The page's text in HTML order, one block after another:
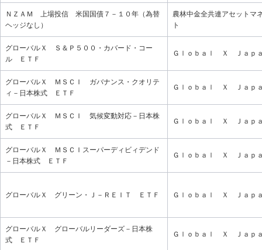
ＮＺＡＭ 上場投信 米国国債７－１０年（為替
ヘッジなし）
農林中金全共連アセットマ
ト
グローバルＸ Ｓ＆Ｐ５００・カバード・コー
ル ＥＴＦ
Ｇｌｏｂａｌ Ｘ Ｊａｐ
グローバルＸ ＭＳＣＩ ガバナンス・クオリテ
ィ－日本株式 ＥＴＦ
Ｇｌｏｂａｌ Ｘ Ｊａｐ
グローバルＸ ＭＳＣＩ 気候変動対応－日本株
式 ＥＴＦ
Ｇｌｏｂａｌ Ｘ Ｊａｐ
グローバルＸ ＭＳＣＩスーパーディビィデンド
－日本株式 ＥＴＦ
Ｇｌｏｂａｌ Ｘ Ｊａｐ
グローバルＸ グリーン・Ｊ－ＲＥＩＴ ＥＴＦ Ｇｌｏｂａｌ Ｘ Ｊａｐ
グローバルＸ グローバルリーダーズ－日本株
式 ＥＴＦ
Ｇｌｏｂａｌ Ｘ Ｊａｐ